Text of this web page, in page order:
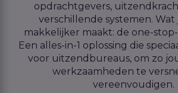
opdrachtgevers,
verschillende systemen.
makkelijker maakt: de one-stop-
Een alles-in-1 oplossing die
voor uitzendbureaus, om zo
werkzaamheden te
vereenvoudigen.